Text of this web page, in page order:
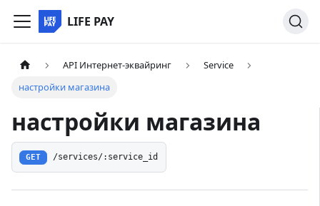
LIFE PAY
API Интернет-эквайринг
Service
настройки магазина
настройки магазина
GET /services/:service_id